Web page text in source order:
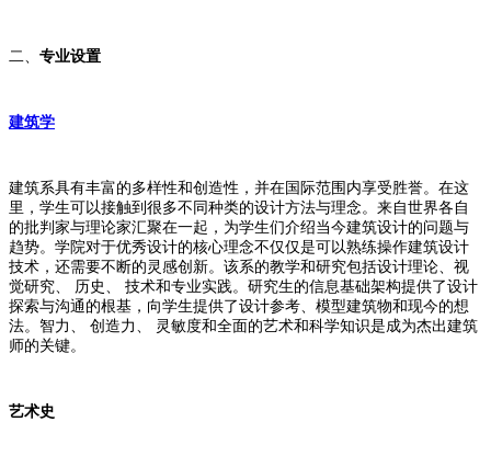
二、 专业设置
建筑学
建筑系具有丰富的多样性和创造性，并在国际范围内享受胜誉。在这
里，学生可以接触到很多不同种类的设计方法与理念。来自世界各自
的批判家与理论家汇聚在一起，为学生们介绍当今建筑设计的问题与
趋势。学院对于优秀设计的核心理念不仅仅是可以熟练操作建筑设计
技术，还需要不断的灵感创新。该系的教学和研究包括设计理论、视
觉研究、 历史、 技术和专业实践。研究生的信息基础架构提供了设计
探索与沟通的根基，向学生提供了设计参考、模型建筑物和现今的想
法。智力、 创造力、 灵敏度和全面的艺术和科学知识是成为杰出建筑
师的关键。
艺术史